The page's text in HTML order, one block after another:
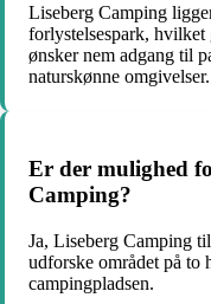
Liseberg Camping
forlystelsespark,
ønsker nem adgang til
naturskønne omgivelser.
Er der mulighed
Camping?
Ja, Liseberg Camping
udforske området på to
campingpladsen.